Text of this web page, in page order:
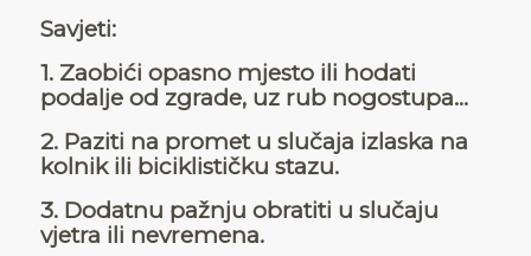
Savjeti:
1. Zaobići opasno mjesto ili hodati
podalje od zgrade, uz rub nogostupa…
2. Paziti na promet u slučaja izlaska na
kolnik ili biciklističku stazu.
3. Dodatnu pažnju obratiti u slučaju
vjetra ili nevremena.